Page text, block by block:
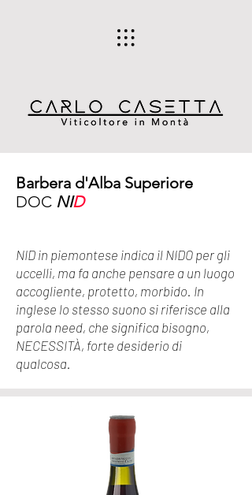
Barbera d'Alba Superiore
DOC NID
NID in piemontese indica il NIDO per gli
uccelli, ma fa anche pensare a un luogo
accogliente, protetto, morbido. In
inglese lo stesso suono si riferisce alla
parola need, che significa bisogno,
NECESSITÀ, forte desiderio di
qualcosa.